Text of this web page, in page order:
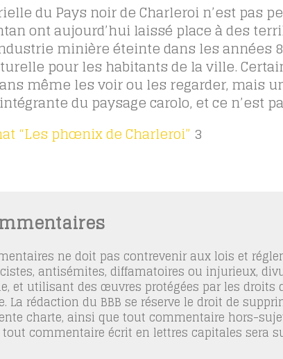
du Pays noir de Charleroi n’est pas
ont aujourd’hui laissé place à des
minière éteinte dans les années
pour les habitants de la ville.
même les voir ou les regarder, mais
du paysage carolo, et ce n’est
“Les phœnix de Charleroi” 3
ne doit pas contrevenir aux lois et
antisémites, diffamatoires ou injurieux,
et utilisant des œuvres protégées par les droits
La rédaction du BBB se réserve le droit de
charte, ainsi que tout commentaire hors-
commentaire écrit en lettres capitales sera